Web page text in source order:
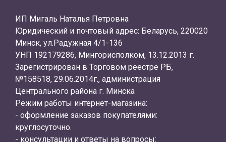
ИП Мигаль Наталья Петровна
Юридический и почтовый адрес: Беларусь, 220020
Минск, ул.Радужная 4/1-136
УНП 192179286, Мингорисполком, 13.12.2013 г.
Зарегистрирован в Торговом реестре РБ,
№158518, 29.06.2014г., администрация
Центрального района г. Минска
Режим работы интернет-магазина:
- оформление заказов покупателями:
круглосуточно.
- консультации и ответы на вопросы: